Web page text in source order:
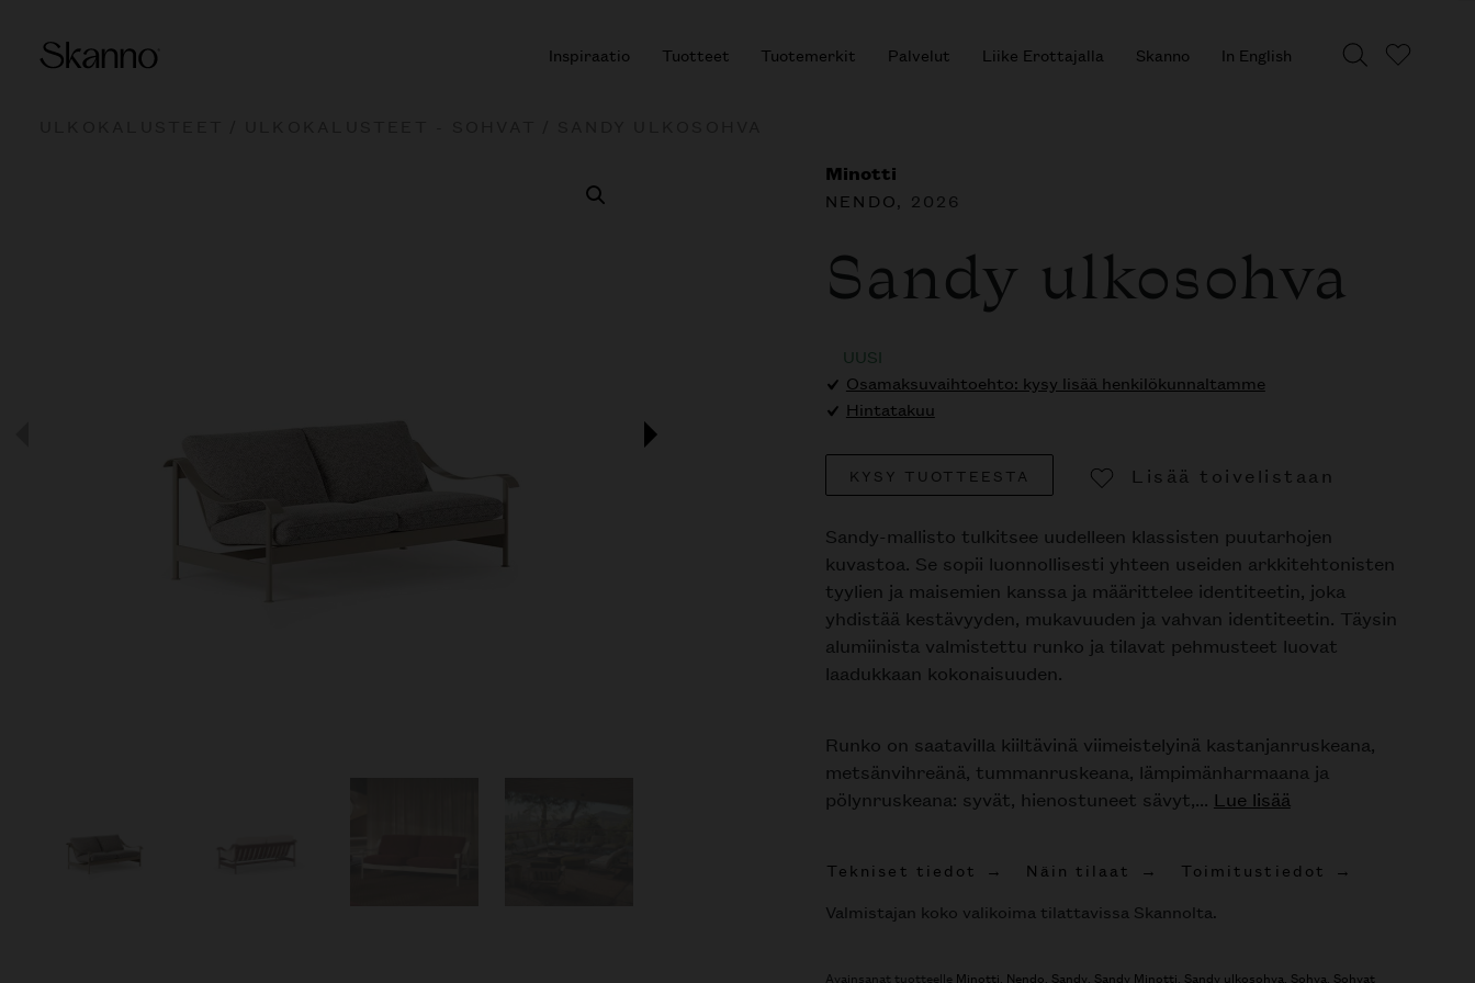
Inspiraatio Tuotteet Tuotemerkit Palvelut Liike Erottajalla Skanno In English
Minotti
NENDO, 2026
Sandy ulkosohva
UUSI
Osamaksuvaihtoehto: kysy lisää henkilökunnaltamme
Hintatakuu
KYSY TUOTTEESTA
Lisää toivelistaan
Sandy-mallisto tulkitsee uudelleen klassisten puutarhojen
kuvastoa. Se sopii luonnollisesti yhteen useiden arkkitehtonisten
tyylien ja maisemien kanssa ja määrittelee identiteetin, joka
yhdistää kestävyyden, mukavuuden ja vahvan identiteetin. Täysin
alumiinista valmistettu runko ja tilavat pehmusteet luovat
laadukkaan kokonaisuuden.
Runko on saatavilla kiiltävinä viimeistelyinä kastanjanruskeana,
metsänvihreänä, tummanruskeana, lämpimänharmaana ja
pölynruskeana: syvät, hienostuneet sävyt,... Lue lisää
Tekniset tiedot Näin tilaat
Toimitustiedot
Valmistajan koko valikoima tilattavissa Skannolta.
Avainsanat tuotteelle Minotti, Nendo, Sandy, Sandy Minotti, Sandy ulkosohva, Sohva, Sohvat